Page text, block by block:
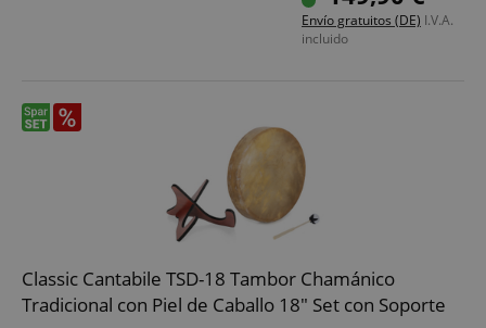
Incluye soporte de sujeción - toca cómodamente sentado
Incluye mazo - listo para tocar en talleres y sesiones
Envío gratuitos (DE) I.V.A.
incluido
Classic Cantabile TSD-18 Tambor Chamánico
Tradicional con Piel de Caballo 18" Set con Soporte